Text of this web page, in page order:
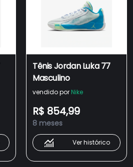
Tênis Jordan Luka 77
Masculino
vendido por Nike
R$ 854,99
8 meses
Ver histórico